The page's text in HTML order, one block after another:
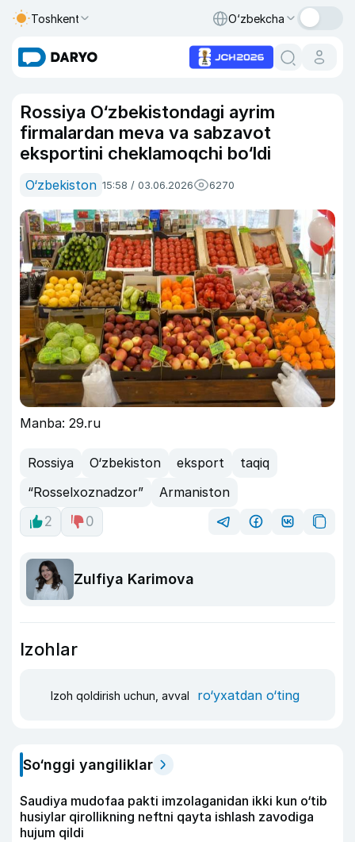
Toshkent O‘zbekcha
Rossiya O‘zbekistondagi ayrim
firmalardan meva va sabzavot
eksportini cheklamoqchi bo‘ldi
O‘zbekiston 15:58 / 03.06.2026 6270
Manba: 29.ru
Rossiya O‘zbekiston eksport
taqiq
“Rosselxoznadzor”
Armaniston
2
0
Zulfiya Karimova
Izohlar
Izoh qoldirish uchun, avval ro‘yxatdan o‘ting
So‘nggi yangiliklar
Saudiya mudofaa pakti imzolaganidan ikki kun o‘tib
husiylar qirollikning neftni qayta ishlash zavodiga
hujum qildi